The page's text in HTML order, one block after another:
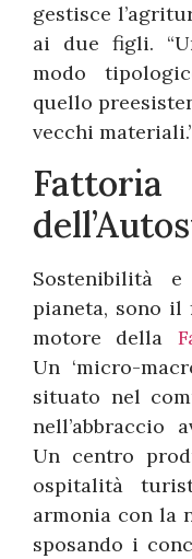
gestisce
ai due figli.
modo
quello
vecchi
Fattoria
Sostenibilità
pianeta, sono il
motore della
Un ‘micro-
situato nel
nell’abbraccio
Un centro
ospitalità
armonia con la
sposando i